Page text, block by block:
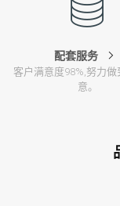
配套服务
客户满意度98%,努力做
意。